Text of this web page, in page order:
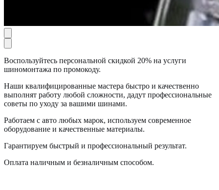
Воспользуйтесь персональной скидкой 20% на услуги
шиномонтажа по промокоду.
Наши квалифицированные мастера быстро и качественно
выполнят работу любой сложности, дадут профессиональные
советы по уходу за вашими шинами.
Работаем с авто любых марок, используем современное
оборудование и качественные материалы.
Гарантируем быстрый и профессиональный результат.
Оплата наличным и безналичным способом.